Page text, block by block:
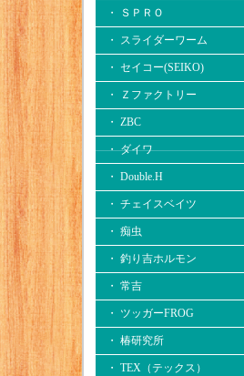
・ ＳＰＲＯ
・ スライダーワーム
・ セイコー(SEIKO)
・ Ｚファクトリー
・ ZBC
・ ダイワ
・ Double.H
・ チェイスベイツ
・ 痴虫
・ 釣り吉ホルモン
・ 常吉
・ ツッガーFROG
・ 椿研究所
・ TEX（テックス）